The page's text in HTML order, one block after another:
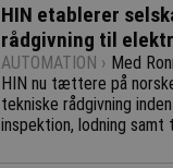
HIN etablerer
rådgivning til
AUTOMATION › Med
HIN nu tættere på
tekniske rådgivning
inspektion, lodning samt